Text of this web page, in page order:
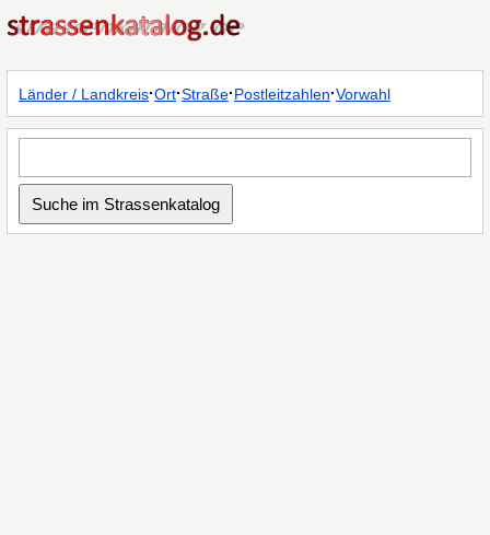
Länder / Landkreis·Ort·Straße·Postleitzahlen·Vorwahl